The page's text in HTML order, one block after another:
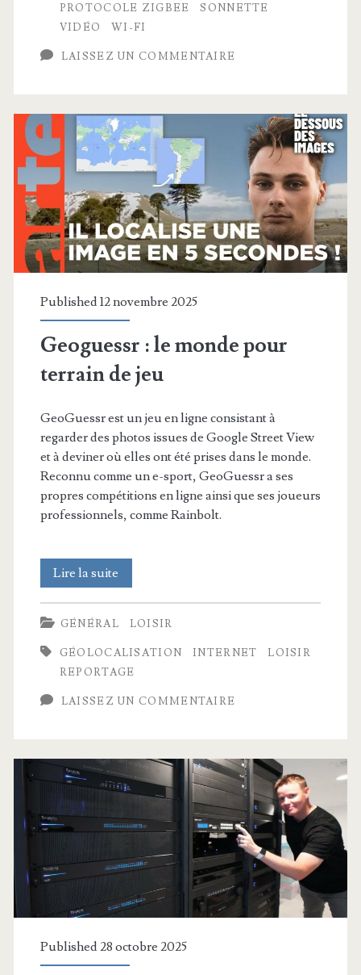
maison
vraiment
vouloir
!
PROTOCOLE ZIGBEE
SONNETTE
VIDÉO
WI-FI
LAISSEZ UN COMMENTAIRE
Published 12 novembre 2025
Geoguessr : le monde pour
terrain de jeu
GeoGuessr est un jeu en ligne consistant à
regarder des photos issues de Google Street View
et à deviner où elles ont été prises dans le monde.
Reconnu comme un e-sport, GeoGuessr a ses
propres compétitions en ligne ainsi que ses joueurs
professionnels, comme Rainbolt.
Lire la suite
:
le
monde
jeu
GÉNÉRAL LOISIR
GÉOLOCALISATION INTERNET
LOISIR
REPORTAGE
LAISSEZ UN COMMENTAIRE
Published 28 octobre 2025